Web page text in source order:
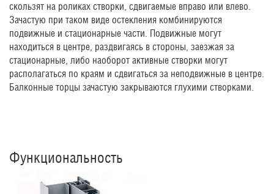
скользят на роликах створки, сдвигаемые вправо или влево.
Зачастую при таком виде остекления комбинируются
подвижные и стационарные части. Подвижные могут
находиться в центре, раздвигаясь в стороны, заезжая за
стационарные, либо наоборот активные створки могут
располагаться по краям и сдвигаться за неподвижные в центре.
Балконные торцы зачастую закрываются глухими створками.
Функциональность